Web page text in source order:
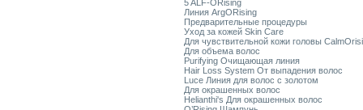
5 ALF-ORising
Линия ArgORising
Предварительные процедуры
Уход за кожей Skin Care
Для чувствительной кожи головы
Для объема волос
Purifying Очищающая линия
Hair Loss System От выпадения волос
Luce Линия для волос с золотом
Для окрашенных волос
Helianthi's Для окрашенных волос